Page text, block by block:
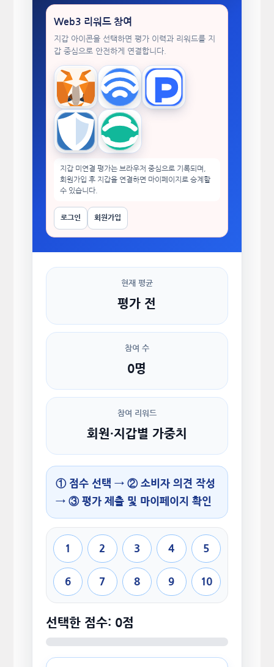
Web3 리워드 참여
지갑 아이콘을 선택하면 평가 이력과 리워드를 지
갑 중심으로 안전하게 연결합니다.
MetaMask WalletConnectTokenPocket
Trust Wallet imToken
지갑 미연결 평가는 브라우저 중심으로 기록되며,
회원가입 후 지갑을 연결하면 마이페이지로 승계할
수 있습니다.
로그인 회원가입
현재 평균
평가 전
참여 수
0명
참여 리워드
회원·지갑별 가중치
① 점수 선택 → ② 소비자 의견 작성
→ ③ 평가 제출 및 마이페이지 확인
1 2 3 4 5
6 7 8 9 10
선택한 점수: 0점